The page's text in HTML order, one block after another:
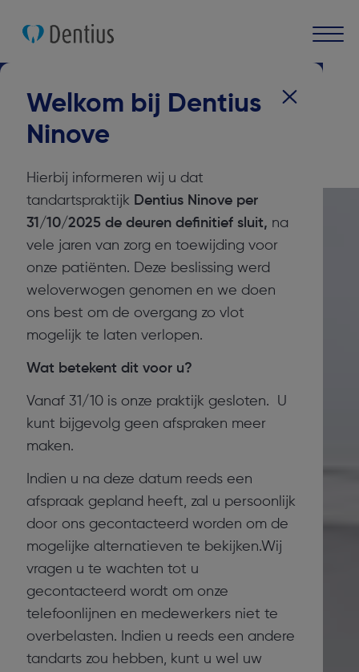
Welkom bij Dentius
Ninove
Hierbij informeren wij u dat
tandartspraktijk Dentius Ninove per
31/10/2025 de deuren definitief sluit, na
vele jaren van zorg en toewijding voor
onze patiënten. Deze beslissing werd
weloverwogen genomen en we doen
ons best om de overgang zo vlot
mogelijk te laten verlopen.
Wat betekent dit voor u?
Vanaf 31/10 is onze praktijk gesloten. U
kunt bijgevolg geen afspraken meer
maken.
Indien u na deze datum reeds een
afspraak gepland heeft, zal u persoonlijk
door ons gecontacteerd worden om de
mogelijke alternatieven te bekijken.Wij
vragen u te wachten tot u
gecontacteerd wordt om onze
telefoonlijnen en medewerkers niet te
overbelasten. Indien u reeds een andere
tandarts zou hebben, kunt u wel uw
Tandartspraktijk